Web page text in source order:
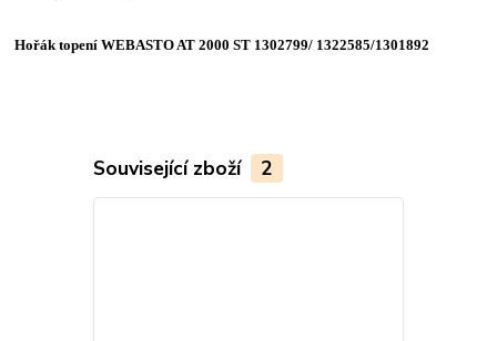
Hořák topení WEBASTO AT 2000 ST 1302799/ 1322585/1301892
Související zboží 2